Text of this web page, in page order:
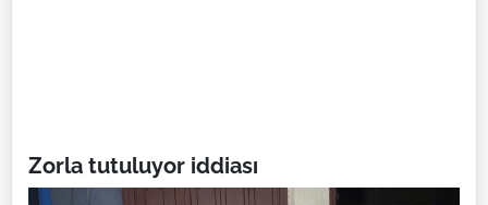
Zorla tutuluyor iddiası